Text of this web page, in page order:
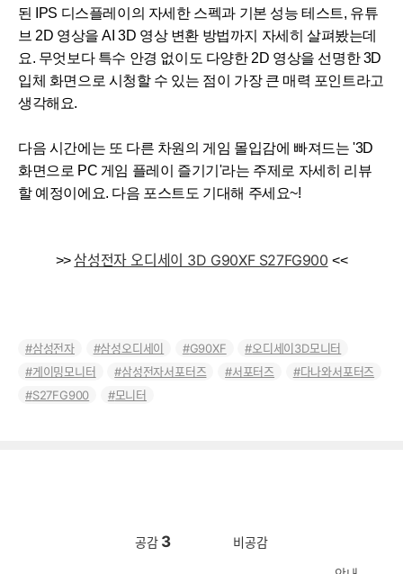
된 IPS 디스플레이의 자세한 스펙과 기본 성능 테스트, 유튜
브 2D 영상을 AI 3D 영상 변환 방법까지 자세히 살펴봤는데
요. 무엇보다 특수 안경 없이도 다양한 2D 영상을 선명한 3D
입체 화면으로 시청할 수 있는 점이 가장 큰 매력 포인트라고
생각해요.
다음 시간에는 또 다른 차원의 게임 몰입감에 빠져드는 '3D
화면으로 PC 게임 플레이 즐기기'라는 주제로 자세히 리뷰
할 예정이에요. 다음 포스트도 기대해 주세요~!
>> 삼성전자 오디세이 3D G90XF S27FG900 <<
삼성전자 삼성오디세이 G90XF
오디세이3D모니터
게이밍모니터
삼성전자서포터즈 서포터즈
다나와서포터즈
S27FG900
모니터
공감 3 비공감